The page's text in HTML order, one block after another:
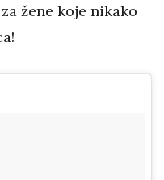
žene koje nikako